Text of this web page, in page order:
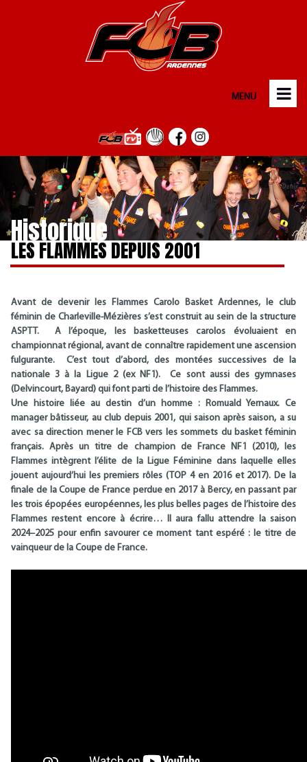
MENU
Historique
LES FLAMMES DEPUIS 2001
Avant de devenir les Flammes Carolo Basket Ardennes, le club
féminin de Charleville-Mézières s’est construit au sein de la structure
ASPTT. A l’époque, les basketteuses carolos évoluaient en
championnat régional, avant de connaître rapidement une ascension
fulgurante. C’est tout d’abord, des montées successives de la
nationale 3 à la Ligue 2 (ex NF1). Ce sont aussi des gymnases
(Delvincourt, Bayard) qui font parti de l’histoire des Flammes.
Une histoire liée au destin d’un homme : Romuald Yernaux. Ce
manager bâtisseur, au club depuis 2001, qui saison après saison, a su
avec sa direction mener le FCB vers les sommets du basket féminin
français. Après un titre de champion de France NF1 (2010), les
Flammes intègrent l’élite de la Ligue Féminine dans laquelle elles
jouent aujourd’hui les premiers rôles (TOP 4 en 2016 et 2017). De la
finale de la Coupe de France perdue en 2017 à Bercy, en passant par
les trois épopées européennes, les plus belles pages de l’histoire des
Flammes restent encore à écrire… Il aura fallu attendre la saison
2024–2025 pour enfin savourer ce moment tant espéré : le titre de
vainqueur de la Coupe de France.